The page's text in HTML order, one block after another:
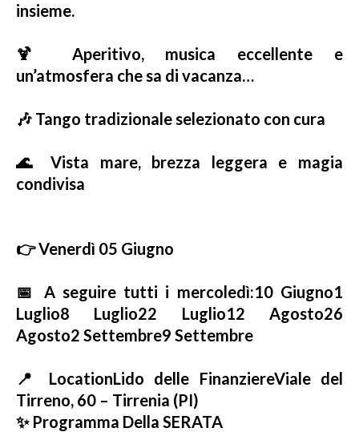
insieme.
🍹 Aperitivo, musica eccellente e
un’atmosfera che sa di vacanza…
🎶 Tango tradizionale selezionato con cura
🌊 Vista mare, brezza leggera e magia
condivisa
👉 Venerdì 05 Giugno
📅 A seguire tutti i mercoledì:10 Giugno1
Luglio8 Luglio22 Luglio12 Agosto26
Agosto2 Settembre9 Settembre
📍 LocationLido delle FinanziereViale del
Tirreno, 60 – Tirrenia (PI)
✨ Programma Della SERATA